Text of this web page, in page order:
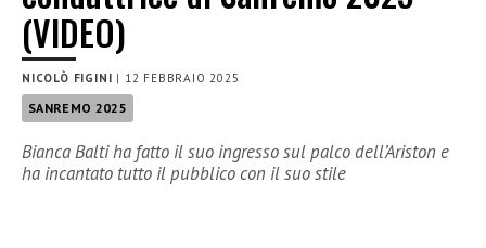
(VIDEO)
NICOLÒ FIGINI | 12 FEBBRAIO 2025
SANREMO 2025
Bianca Balti ha fatto il suo ingresso sul palco dell’Ariston e
ha incantato tutto il pubblico con il suo stile